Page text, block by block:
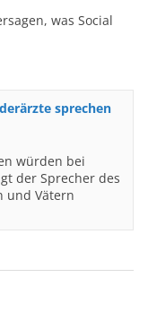
was Social
sprechen
würden bei
der Sprecher des
und Vätern